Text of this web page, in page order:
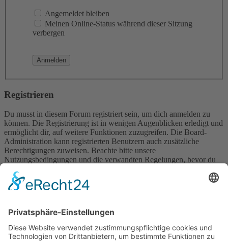
Angemeldet bleiben
Meinen Online-Status während dieser Sitzung
verbergen
Registrieren
Du musst in diesem Forum registriert sein, um dich anmelden zu
können. Die Registrierung ist in wenigen Augenblicken erledigt und
ermöglicht dir, auf weitere Funktionen zuzugreifen. Die Board-
Administration kann registrierten Benutzern auch zusätzliche
Berechtigungen zuweisen. Beachte bitte unsere
Nutzungsbedingungen und die verwandten Regelungen, bevor du
wenn du dich in diesem Board bewegst.